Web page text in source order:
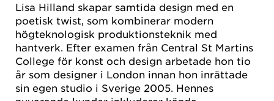
Lisa Hilland skapar samtida design med en
poetisk twist, som kombinerar modern
högteknologisk produktionsteknik med
hantverk. Efter examen från Central St Martins
College för konst och design arbetade hon tio
år som designer i London innan hon inrättade
sin egen studio i Sverige 2005. Hennes